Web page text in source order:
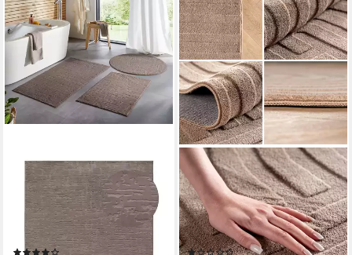
TARACARPET
Teppich TaraCarpet
Homestyle 399 Vintage,
rechteckig, Höhe: 10 mm,
Vintage hoch-tief weich
(19)
TEPPIUM
Teppich Boho Design,
Rechteckig, Höhe: 20 mm,
Kurzflor Boho Teppich Weich
Anti-Rutsch Rückseite
(1)